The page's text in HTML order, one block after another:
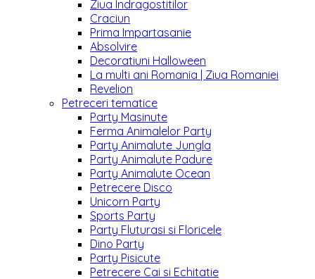
Ziua Indragostitilor
Craciun
Prima Impartasanie
Absolvire
Decoratiuni Halloween
La multi ani Romania | Ziua Romaniei
Revelion
Petreceri tematice
Party Masinute
Ferma Animalelor Party
Party Animalute Jungla
Party Animalute Padure
Party Animalute Ocean
Petrecere Disco
Unicorn Party
Sports Party
Party Fluturasi si Floricele
Dino Party
Party Pisicute
Petrecere Cai si Echitatie